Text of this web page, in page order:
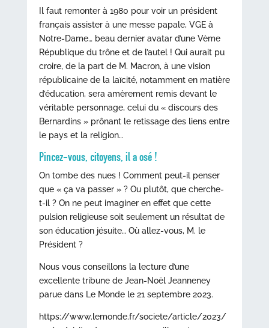
Il faut remonter à 1980 pour voir un président
français assister à une messe papale, VGE à
Notre-Dame… beau dernier avatar d’une Vème
République du trône et de l’autel ! Qui aurait pu
croire, de la part de M. Macron, à une vision
républicaine de la laïcité, notamment en matière
d’éducation, sera amèrement remis devant le
véritable personnage, celui du « discours des
Bernardins » prônant le retissage des liens entre
le pays et la religion…
Pincez-vous, citoyens, il a osé !
On tombe des nues ! Comment peut-il penser
que « ça va passer » ? Ou plutôt, que cherche-
t-il ? On ne peut imaginer en effet que cette
pulsion religieuse soit seulement un résultat de
son éducation jésuite… Où allez-vous, M. le
Président ?
Nous vous conseillons la lecture d’une
excellente tribune de Jean-Noël Jeanneney
parue dans Le Monde le 21 septembre 2023.
https://www.lemonde.fr/societe/article/2023/